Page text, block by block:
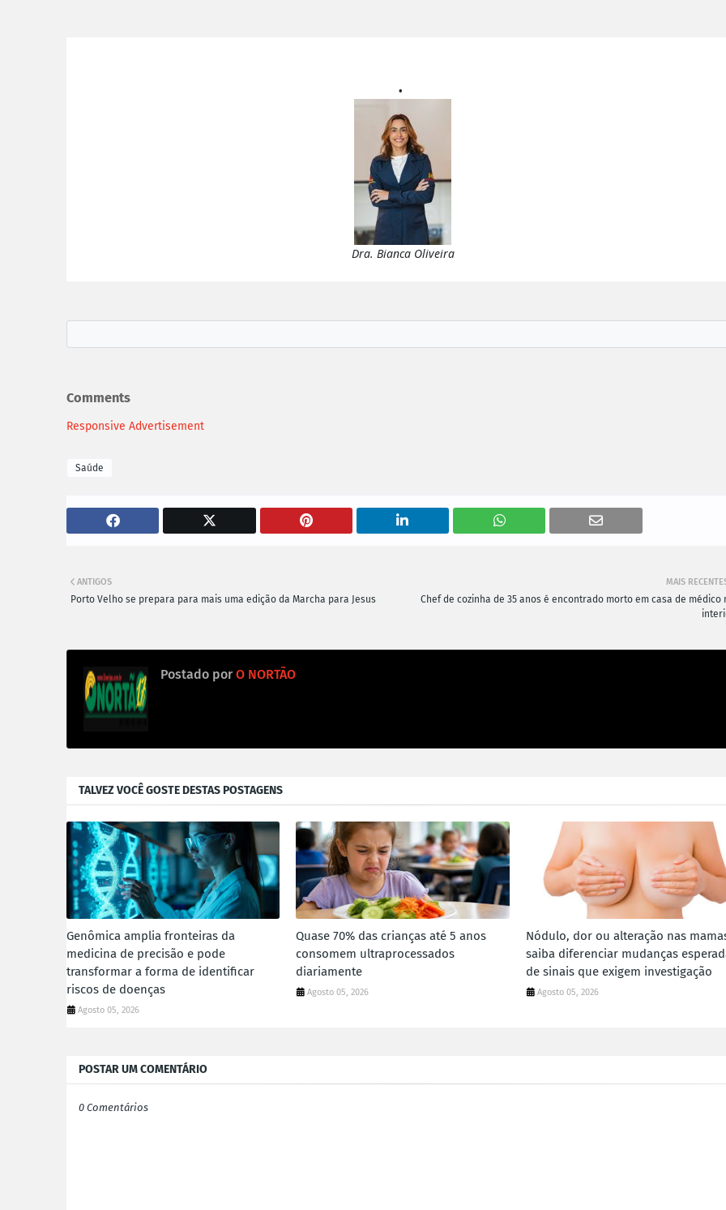
Dra. Bianca Oliveira
Comments
Responsive Advertisement
Saúde
MAIS
Chef de cozinha de 35 anos é encontrado morto em casa de médico
ANTIGOS
Porto Velho se prepara para mais uma edição da Marcha para Jesus
Postado por O NORTÃO
TALVEZ VOCÊ GOSTE DESTAS POSTAGENS
Genômica amplia fronteiras da
medicina de precisão e pode
transformar a forma de identificar
riscos de doenças
Agosto 05, 2026
Quase 70% das crianças até 5 anos
consomem ultraprocessados
diariamente
Agosto 05, 2026
Nódulo, dor ou alteração nas
saiba diferenciar mudanças
de sinais que exigem investigação
Agosto 05, 2026
POSTAR UM COMENTÁRIO
0 Comentários